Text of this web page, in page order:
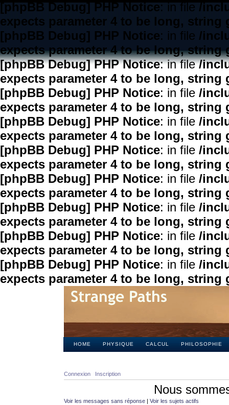
[phpBB Debug] PHP Notice: in file/
expects parameter 4 to be long, string
[phpBB Debug] PHP Notice: in file /
expects parameter 4 to be long, string
[phpBB Debug] PHP Notice: in file/
expects parameter 4 to be long, string
[phpBB Debug] PHP Notice: in file /
expects parameter 4 to be long, string
[phpBB Debug] PHP Notice: in file /
expects parameter 4 to be long, string
[phpBB Debug] PHP Notice: in file /
expects parameter 4 to be long, string
[phpBB Debug] PHP Notice: in file /
expects parameter 4 to be long, string
[phpBB Debug] PHP Notice: in file /
expects parameter 4 to be long, string
[phpBB Debug] PHP Notice: in file /
expects parameter 4 to be long, string
[phpBB Debug] PHP Notice: in file /
expects parameter 4 to be long, string
HOME PHYSIQUE CALCUL PHILOSOPHIE
Connexion Inscription
Nous
Voir les messages sans réponse | Voir les sujets actifs